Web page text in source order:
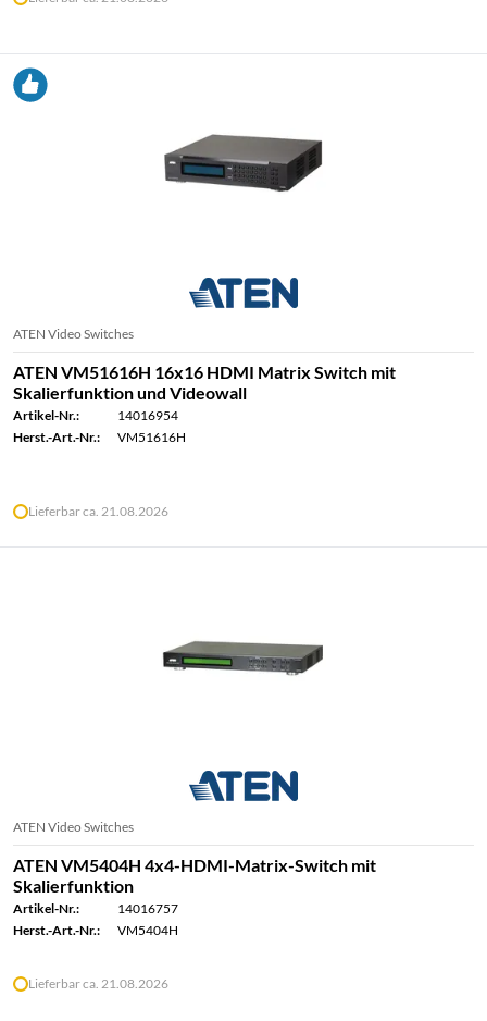
ATEN Video Switches
ATEN VM51616H 16x16 HDMI Matrix Switch mit
Skalierfunktion und Videowall
Artikel-Nr.:
14016954
Herst.-Art.-Nr.:
VM51616H
Lieferbar ca. 21.08.2026
ATEN Video Switches
ATEN VM5404H 4x4-HDMI-Matrix-Switch mit
Skalierfunktion
Artikel-Nr.:
14016757
Herst.-Art.-Nr.:
VM5404H
Lieferbar ca. 21.08.2026